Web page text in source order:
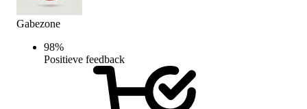
Gabezone
98%
Positieve feedback